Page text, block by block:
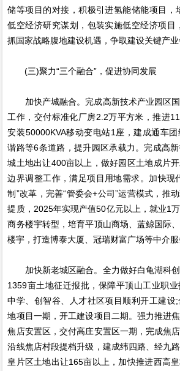
储等项目的对接，积极引进氢能储能项目，
低空经济研究谋划，包装实施低空经济项目
抓国家战略腹地建设机遇，争取建设关键产业
(三)聚力“三个融合”，促进协同发展
加快产城融合。完成高新技术产业园区国
工作，交付标准化厂房2.2万平方米，推进
安装50000KVA移动变电站1座，建成通车
谐路等6条道路，提升园区承载力。完成高
城土地出让400亩以上，做好园区土地成片
边界调整工作，满足项目用地需求。加快现
制”改革，完善“管委会+公司”运营模式，推
提质，2025年实现产值50亿元以上，就业1
商务楼宇转型，培育平顶山商场、蓝鲸国际
楼宇，打造博泰大厦、冠瑞财富广场等中介服
加快新老城区融合。全力做好白龟湖科创
1359亩土地征迁报批，保障平顶山工业职
中学、创智谷、人才社区项目顺利开工建设
地项目一期，开工建设项目二期。强力推进
焦店安置区，交付高庄安置区一期，完成焦
沿线焦店村段提档升级，建成纬四路、经九
皇片区土地出让165亩以上，加快推进西高